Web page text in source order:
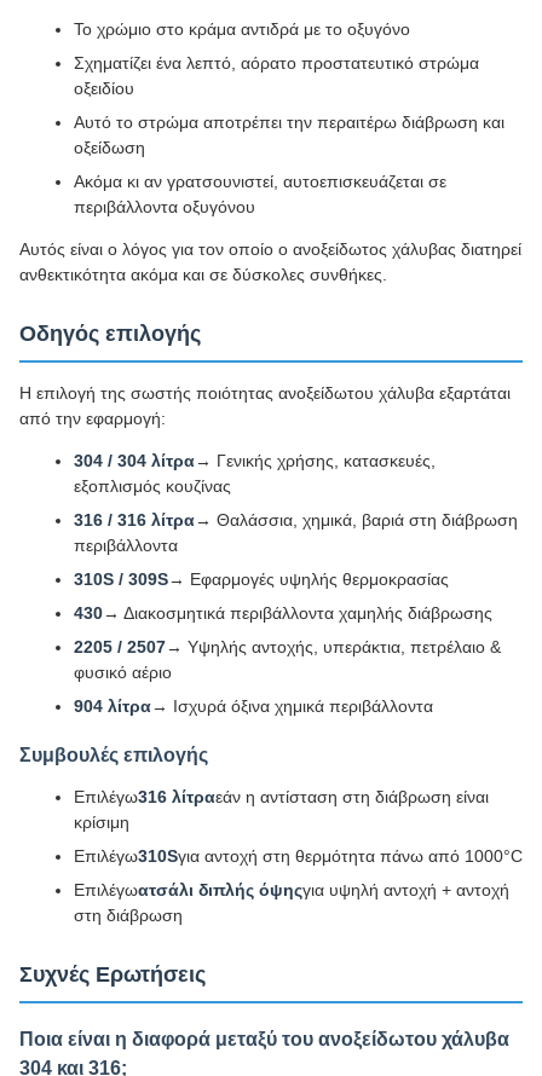
Το χρώμιο στο κράμα αντιδρά με το οξυγόνο
Σχηματίζει ένα λεπτό, αόρατο προστατευτικό στρώμα
οξειδίου
Αυτό το στρώμα αποτρέπει την περαιτέρω διάβρωση και
οξείδωση
Ακόμα κι αν γρατσουνιστεί, αυτοεπισκευάζεται σε
περιβάλλοντα οξυγόνου
Αυτός είναι ο λόγος για τον οποίο ο ανοξείδωτος χάλυβας διατηρεί
ανθεκτικότητα ακόμα και σε δύσκολες συνθήκες.
Οδηγός επιλογής
Η επιλογή της σωστής ποιότητας ανοξείδωτου χάλυβα εξαρτάται
από την εφαρμογή:
304 / 304 λίτρα→ Γενικής χρήσης, κατασκευές,
εξοπλισμός κουζίνας
316 / 316 λίτρα→ Θαλάσσια, χημικά, βαριά στη διάβρωση
περιβάλλοντα
310S / 309S→ Εφαρμογές υψηλής θερμοκρασίας
430→ Διακοσμητικά περιβάλλοντα χαμηλής διάβρωσης
2205 / 2507→ Υψηλής αντοχής, υπεράκτια, πετρέλαιο &
φυσικό αέριο
904 λίτρα→ Ισχυρά όξινα χημικά περιβάλλοντα
Συμβουλές επιλογής
Επιλέγω316 λίτραεάν η αντίσταση στη διάβρωση είναι
κρίσιμη
Επιλέγω310Sγια αντοχή στη θερμότητα πάνω από 1000°C
Επιλέγωατσάλι διπλής όψηςγια υψηλή αντοχή + αντοχή
στη διάβρωση
Συχνές Ερωτήσεις
Ποια είναι η διαφορά μεταξύ του ανοξείδωτου χάλυβα
304 και 316;